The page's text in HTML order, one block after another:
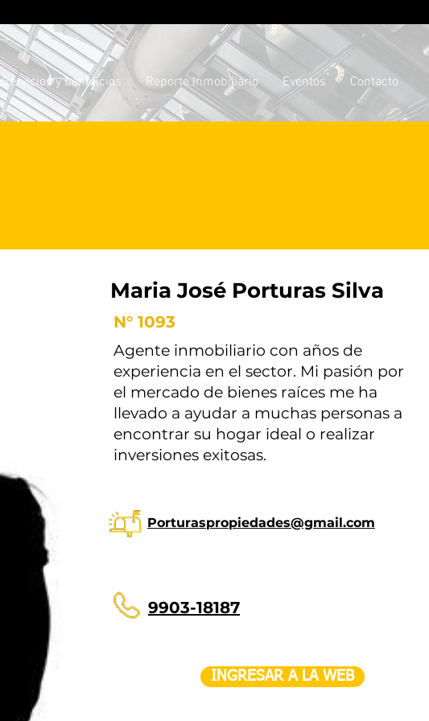
Servicios y beneficios Reporte Inmobiliario Eventos Contacto
Maria José Porturas Silva
N° 1093
Agente inmobiliario con años de
experiencia en el sector. Mi pasión por
el mercado de bienes raíces me ha
llevado a ayudar a muchas personas a
encontrar su hogar ideal o realizar
inversiones exitosas.
Porturaspropiedades@gmail.com
9903-18187
INGRESAR A LA WEB